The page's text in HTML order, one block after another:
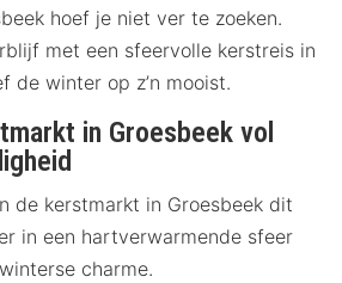
hoef je niet ver te zoeken.
met een sfeervolle kerstreis in
de winter op z’n mooist.
in Groesbeek vol
de kerstmarkt in Groesbeek dit
in een hartverwarmende sfeer
charme.